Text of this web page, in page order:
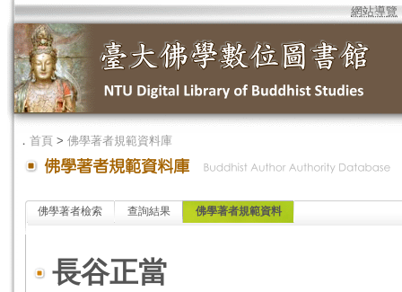
網站導覽
． 首頁 > 佛學著者規範資料庫
佛學著者檢索 查詢結果 佛學著者規範資料
長谷正當